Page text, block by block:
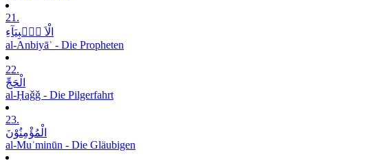
21.
الْاَ نۡۢبِیَآءِ
al-Anbiyāʾ - Die Propheten
22.
الْحَجِّ
al-Ḥaǧǧ - Die Pilgerfahrt
23.
الْمُؤْمِنُوْنَ
al-Muʾminūn - Die Gläubigen